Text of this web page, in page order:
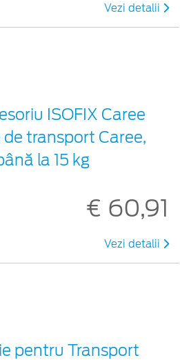
Vezi detalii
ISOFIX Caree
transport Caree,
la 15 kg
€ 60,91
Vezi detalii
pentru Transport